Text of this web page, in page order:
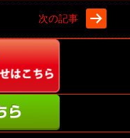
次の記事